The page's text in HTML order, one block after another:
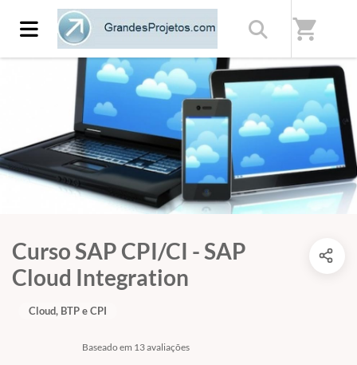
shopping_cart
Curso SAP CPI/CI - SAP
Cloud Integration
Baseado em 13 avaliações
Cloud, BTP e CPI